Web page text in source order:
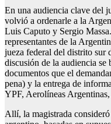
En una audiencia clave del
volvió a ordenarle a la
Luis Caputo y Sergio
representantes de la
jueza federal del distrito sur
discusión de la audiencia se
documentos que el
pena) y la entrega de
YPF, Aerolíneas
Allí, la magistrada